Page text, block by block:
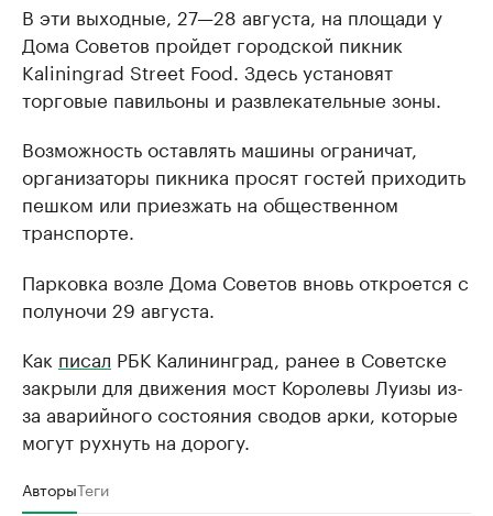
В эти выходные, 27—28 августа, на площади у
Дома Советов пройдет городской пикник
Kaliningrad Street Food. Здесь установят
торговые павильоны и развлекательные зоны.
Возможность оставлять машины ограничат,
организаторы пикника просят гостей приходить
пешком или приезжать на общественном
транспорте.
Парковка возле Дома Советов вновь откроется с
полуночи 29 августа.
Как писал РБК Калининград, ранее в Советске
закрыли для движения мост Королевы Луизы из-
за аварийного состояния сводов арки, которые
могут рухнуть на дорогу.
АвторыТеги